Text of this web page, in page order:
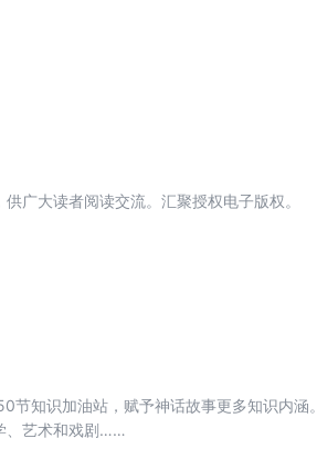
广大读者阅读交流。汇聚授权电子版权。
知识加油站，赋予神话故事更多知识内涵。
、艺术和戏剧……